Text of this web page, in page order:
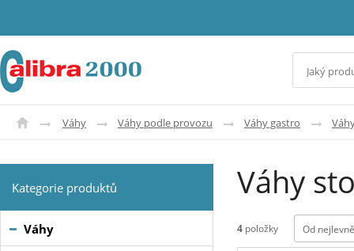
Váhy Váhy podle provozu Váhy gastro
Váhy
4 položky Od
Kategorie produktů
Váhy